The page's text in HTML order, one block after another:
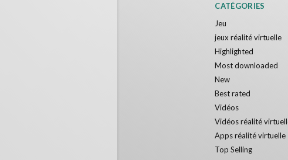
CATÉGORIES
Jeu
jeux réalité virtuelle
Highlighted
Most downloaded
New
Best rated
Vidéos
Vidéos réalité
Apps réalité virtuelle
Top Selling